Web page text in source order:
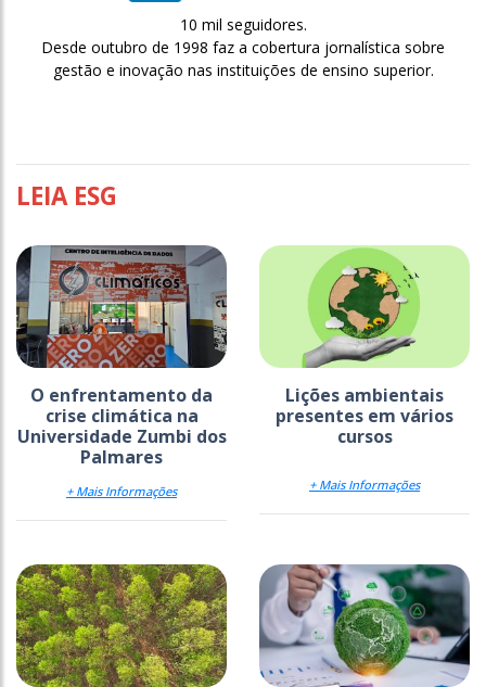
10 mil seguidores.
Desde outubro de 1998 faz a cobertura jornalística sobre
gestão e inovação nas instituições de ensino superior.
LEIA ESG
O enfrentamento da
crise climática na
Universidade Zumbi dos
Palmares
+ Mais Informações
Lições ambientais
presentes em vários
cursos
+ Mais Informações